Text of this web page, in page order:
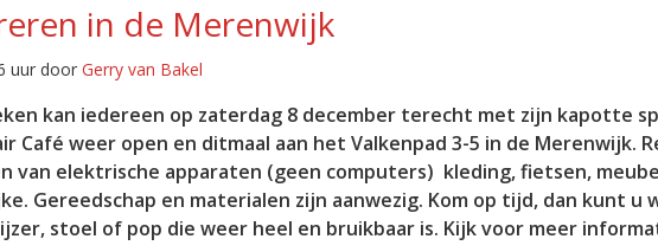
in de Merenwijk
uur door Gerry van Bakel
kan iedereen op zaterdag 8 december terecht met zijn kapotte
Café weer open en ditmaal aan het Valkenpad 3-5 in de Merenwijk.
van elektrische apparaten (geen computers) kleding, fietsen,
Gereedschap en materialen zijn aanwezig. Kom op tijd, dan kunt u
stoel of pop die weer heel en bruikbaar is. Kijk voor meer